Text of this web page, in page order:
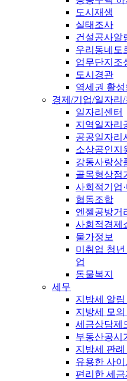
도시재생
실태조사
건설공사알
우리동네도
업무단지조
도시경관
역세권 활성
경제/기업/일자리/
일자리센터
지역일자리
공공일자리
소상공인지
강동사랑상
골목형상점
사회적기업
협동조합
엔젤공방거
사회적경제
물가정보
미취업 청
업
동물복지
세무
지방세 알
지방세 모
세금상담제
부동산공시
지방세 판
유용한 사
편리한 세금